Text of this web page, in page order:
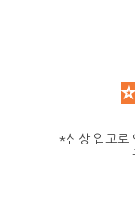
*신상 입고로